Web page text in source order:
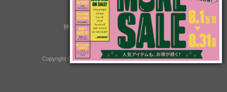
神奈川トヨタ自動車（企業情報）
トヨタモビリティ神奈川
株式会社会社ＫＴグループ
Copyright © GOOD OPEN AIRS myX All Rights Reserved.